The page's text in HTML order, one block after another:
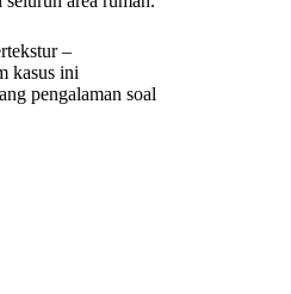
–
kasus ini
pengalaman soal